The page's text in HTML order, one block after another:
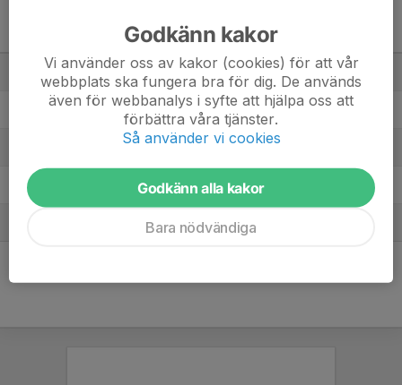
M
1. Alnö IF P13 Vit 8 50
2. IFK Sundsvall p-2013 2 8 -2
3. IFK Timrå P2013 8
4. Sidsjö-Böle IF Grön 8 10
8
Godkänn kakor
Vi använder oss av kakor (cookies) för att vår
webbplats ska fungera bra för dig. De används
även för webbanalys i syfte att hjälpa oss att
förbättra våra tjänster.
Så använder vi cookies
Godkänn alla kakor
Bara nödvändiga